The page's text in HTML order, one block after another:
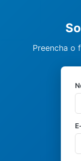
Preencha o